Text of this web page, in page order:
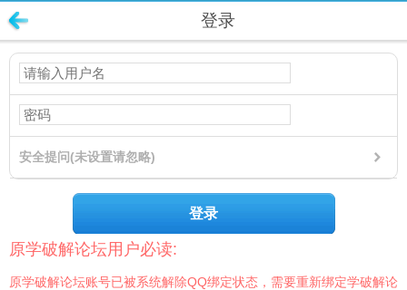
登录
安全提问(未设置请忽略)
登录
原学破解论坛用户必读:
原学破解论坛账号已被系统解除QQ绑定状态，需要重新绑定学破解论